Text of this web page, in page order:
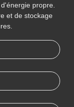
propre.
et de stockage